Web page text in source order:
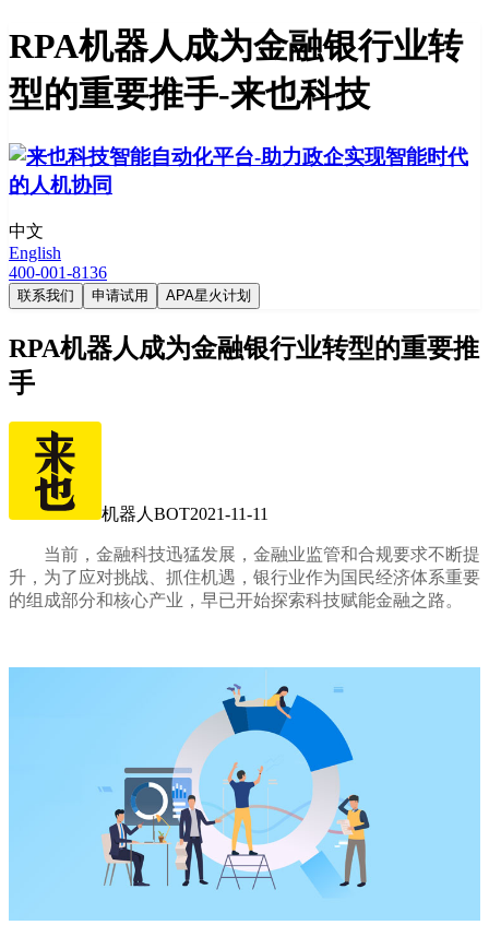
RPA机器人成为金融银行业转
型的重要推手-来也科技
中文
English
400-001-8136
联系我们 申请试用 APA星火计划
RPA机器人成为金融银行业转型的重要推
手
机器人BOT2021-11-11
当前，金融科技迅猛发展，金融业监管和合规要求不断提
升，为了应对挑战、抓住机遇，银行业作为国民经济体系重要
的组成部分和核心产业，早已开始探索科技赋能金融之路。